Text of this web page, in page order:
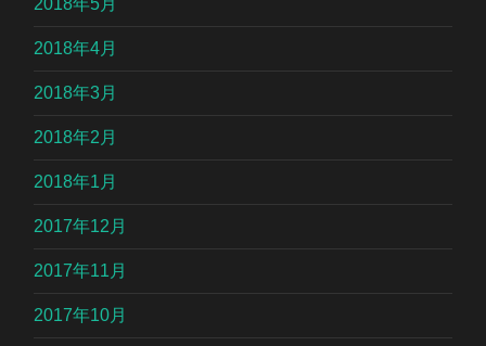
2018年4月
2018年3月
2018年2月
2018年1月
2017年12月
2017年11月
2017年10月